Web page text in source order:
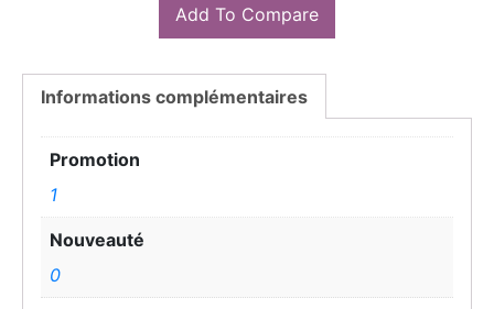
Add To Compare
Informations complémentaires
Promotion
1
Nouveauté
0